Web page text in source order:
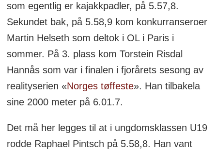
som egentlig er kajakkpadler, på 5.57,8.
Sekundet bak, på 5.58,9 kom konkurranseroer
Martin Helseth som deltok i OL i Paris i
sommer. På 3. plass kom Torstein Risdal
Hannås som var i finalen i fjorårets sesong av
realityserien «Norges tøffeste». Han tilbakela
sine 2000 meter på 6.01.7.
Det må her legges til at i ungdomsklassen U19
rodde Raphael Pintsch på 5.58,8. Han vant